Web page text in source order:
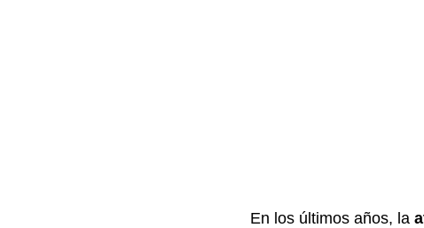
En los últimos años, la